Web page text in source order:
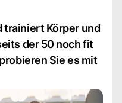
trainiert Körper und
der 50 noch fit
Sie es mit